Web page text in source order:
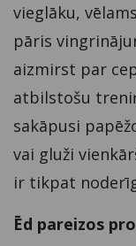
vieglāku,
pāris
aizmirst par
atbilstošu
sakāpusi
vai gluži
ir tikpat
Ēd pareizos